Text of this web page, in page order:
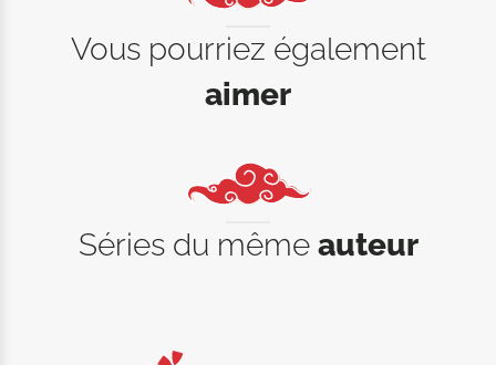
Vous pourriez également
aimer
Séries du même auteur